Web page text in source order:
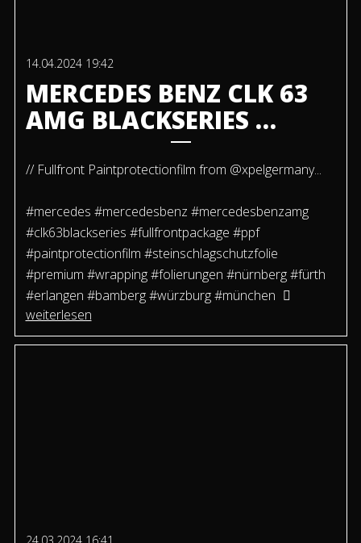
14.04.2024 19:42
MERCEDES BENZ CLK 63
AMG BLACKSERIES …
// Fullfront Paintprotectionfilm from @xpelgermany...
#mercedes #mercedesbenz #mercedesbenzamg
#clk63blackseries #fullfrontpackage #ppf
#paintprotectionfilm #steinschlagschutzfolie
#premium #wrapping #folierungen #nürnberg #fürth
#erlangen #bamberg #würzburg #münchen
weiterlesen